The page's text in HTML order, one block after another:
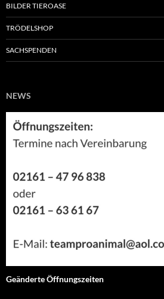
BILDER TIEROASE
TRÖDELSHOP
SACHSPENDEN
NEWS
Geänderte Öffnungszeiten